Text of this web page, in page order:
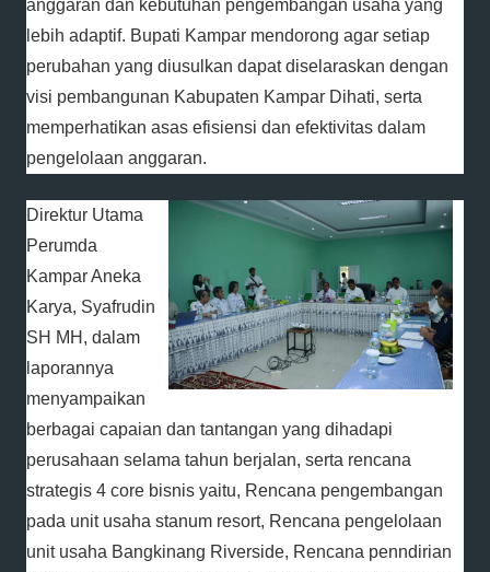
anggaran dan kebutuhan pengembangan usaha yang
lebih adaptif. Bupati Kampar mendorong agar setiap
perubahan yang diusulkan dapat diselaraskan dengan
visi pembangunan Kabupaten Kampar Dihati, serta
memperhatikan asas efisiensi dan efektivitas dalam
pengelolaan anggaran.
Direktur Utama
Perumda
Kampar Aneka
Karya, Syafrudin
SH MH, dalam
laporannya
menyampaikan
berbagai capaian dan tantangan yang dihadapi
perusahaan selama tahun berjalan, serta rencana
strategis 4 core bisnis yaitu, Rencana pengembangan
pada unit usaha stanum resort, Rencana pengelolaan
unit usaha Bangkinang Riverside, Rencana penndirian